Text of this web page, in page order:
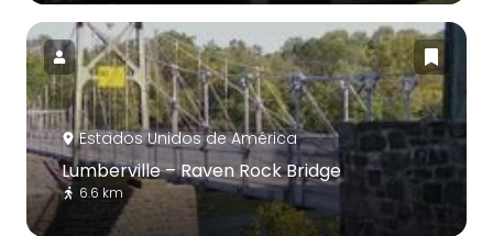
Estados Unidos de América
Lumberville – Raven Rock Bridge
6.6 km